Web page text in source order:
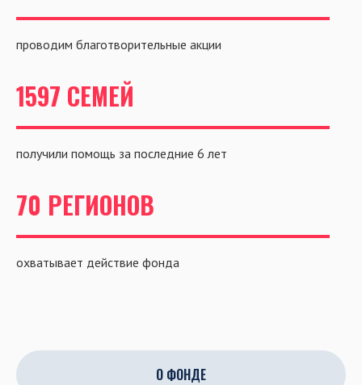
проводим благотворительные акции
1597 СЕМЕЙ
получили помощь за последние 6 лет
70 РЕГИОНОВ
охватывает действие фонда
О ФОНДЕ